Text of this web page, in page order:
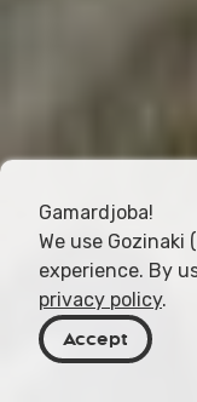
Gamardjoba!
We use Gozinaki
experience. By
privacy policy.
Accept